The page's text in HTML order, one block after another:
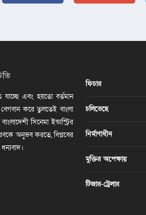
যাচ্ছে এবং হয়তো বর্তমান
করে তুলতেই বাংলা
সিনেমা ইন্ডাস্ট্রির
অনুভব করতে, বিপ্লবের
ফিচার
চলিতেছে
নির্মাণাধীন
মুক্তির অপেক্ষায়
টিজার-ট্রেলার